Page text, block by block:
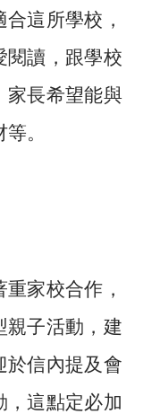
這所學校，
閱讀，跟學校
家長希望能與
。
家校合作，
親子活動，建
於信內提及會
，這點定必加